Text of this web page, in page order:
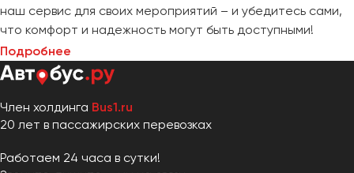
наш сервис для своих мероприятий – и убедитесь сами,
что комфорт и надежность могут быть доступными!
Подробнее
Член холдинга Bus1.ru
20 лет в пассажирских перевозках
Работаем 24 часа в сутки!